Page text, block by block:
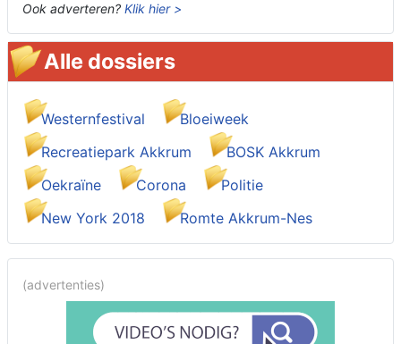
Ook adverteren? Klik hier >
Alle dossiers
Westernfestival
Bloeiweek
Recreatiepark Akkrum
BOSK Akkrum
Oekraïne
Corona
Politie
New York 2018
Romte Akkrum-Nes
(advertenties)